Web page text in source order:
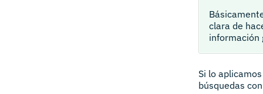
clara de
información
Si lo
búsquedas